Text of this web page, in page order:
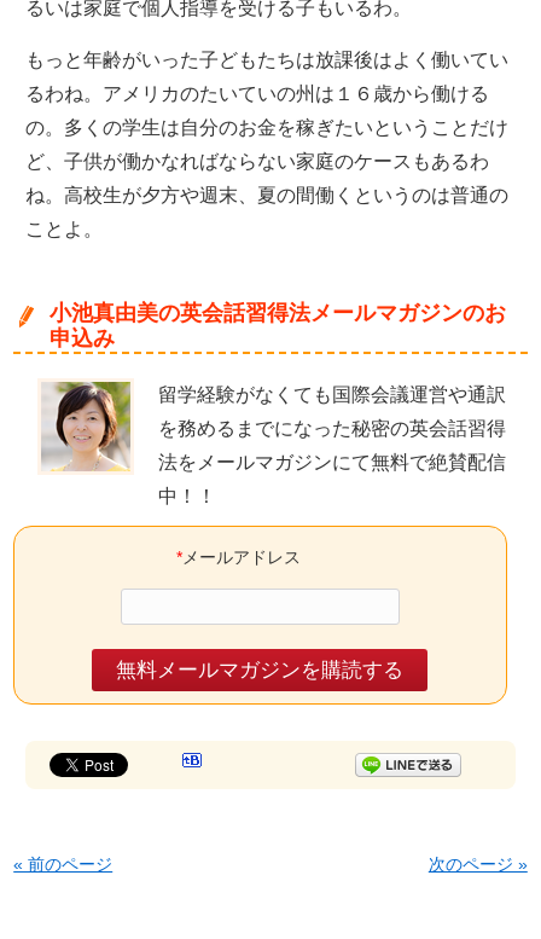
るいは家庭で個人指導を受ける子もいるわ。
もっと年齢がいった子どもたちは放課後はよく働いてい
るわね。アメリカのたいていの州は１６歳から働ける
の。多くの学生は自分のお金を稼ぎたいということだけ
ど、子供が働かなればならない家庭のケースもあるわ
ね。高校生が夕方や週末、夏の間働くというのは普通の
ことよ。
小池真由美の英会話習得法メールマガジンのお
申込み
留学経験がなくても国際会議運営や通訳
を務めるまでになった秘密の英会話習得
法をメールマガジンにて無料で絶賛配信
中 ！！
*メールアドレス
« 前のページ 次のページ »